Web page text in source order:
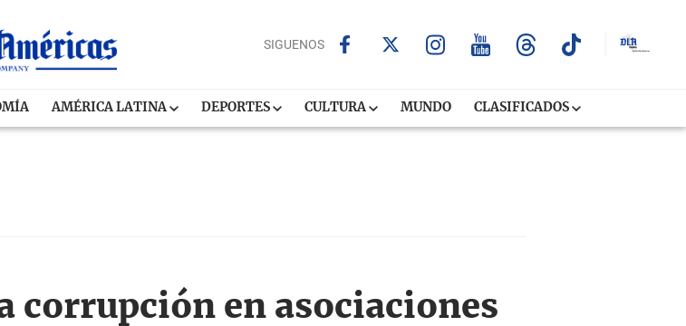
SIGUENOS
AMÉRICA LATINA DEPORTES CULTURA MUNDO CLASIFICADOS
corrupción en asociaciones